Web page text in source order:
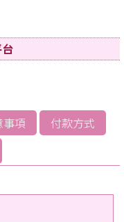
事項
付款方式